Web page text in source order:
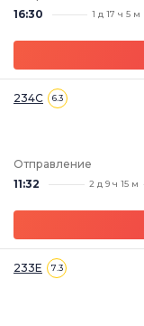
16:30
1 д 17 ч 5 м
234С 6.3
Отправление
11:32
2 д 9 ч 15 м
233Е 7.3